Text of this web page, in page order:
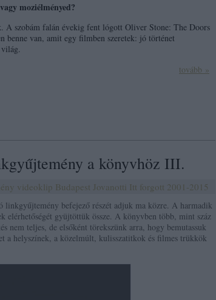
moziélményed?
A szobám falán évekig fent lógott Oliver Stone: The Doors
benne van, amit egy filmben szeretek: jó történet
tovább »
a könyvhöz III.
videoklip Budapest Jovanotti Itt forgott 2001-2015
befejező részét adjuk ma közre. A harmadik
elérhetőségét gyüjtöttük össze. A könyvben több, mint száz
nem teljes, de elsőként törekszünk arra, hogy bemutassuk
a helyszínek, a közelmúlt, kulisszatitkok és filmes trükkök